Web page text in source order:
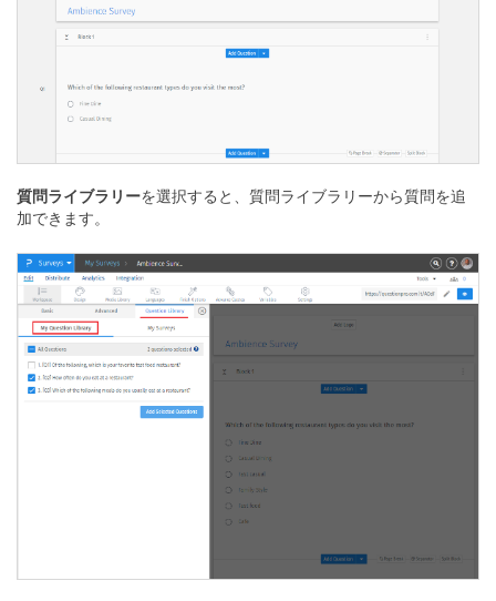
質問ライブラリーを選択すると、質問ライブラリーから質問を追
加できます。